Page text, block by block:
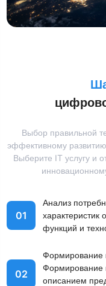
Выбор правильной
эффективному
Выберите IT услугу и
01
Анализ
функций и
02
Формирование
Формирование
описанием